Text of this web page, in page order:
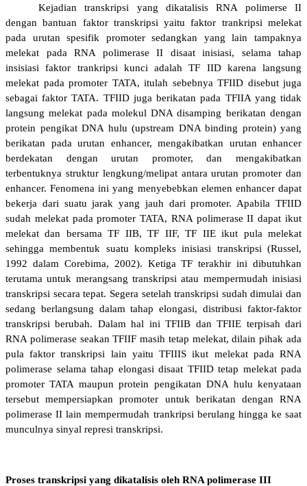
Kejadian transkripsi yang dikatalisis RNA polimerse II
dengan bantuan faktor transkripsi yaitu faktor trankripsi melekat
pada urutan spesifik promoter sedangkan yang lain tampaknya
melekat pada RNA polimerase II disaat inisiasi, selama tahap
insisiasi faktor trankripsi kunci adalah TF IID karena langsung
melekat pada promoter TATA, itulah sebebnya TFIID disebut juga
sebagai faktor TATA. TFIID juga berikatan pada TFIIA yang tidak
langsung melekat pada molekul DNA disamping berikatan dengan
protein pengikat DNA hulu (upstream DNA binding protein) yang
berikatan pada urutan enhancer, mengakibatkan urutan enhancer
berdekatan dengan urutan promoter, dan mengakibatkan
terbentuknya struktur lengkung/melipat antara urutan promoter dan
enhancer. Fenomena ini yang menyebebkan elemen enhancer dapat
bekerja dari suatu jarak yang jauh dari promoter. Apabila TFIID
sudah melekat pada promoter TATA, RNA polimerase II dapat ikut
melekat dan bersama TF IIB, TF IIF, TF IIE ikut pula melekat
sehingga membentuk suatu kompleks inisiasi transkripsi (Russel,
1992 dalam Corebima, 2002). Ketiga TF terakhir ini dibutuhkan
terutama untuk merangsang transkripsi atau mempermudah inisiasi
transkripsi secara tepat. Segera setelah transkripsi sudah dimulai dan
sedang berlangsung dalam tahap elongasi, distribusi faktor-faktor
transkripsi berubah. Dalam hal ini TFIIB dan TFIIE terpisah dari
RNA polimerase seakan TFIIF masih tetap melekat, dilain pihak ada
pula faktor transkripsi lain yaitu TFIIIS ikut melekat pada RNA
polimerase selama tahap elongasi disaat TFIID tetap melekat pada
promoter TATA maupun protein pengikatan DNA hulu kenyataan
tersebut mempersiapkan promoter untuk berikatan dengan RNA
polimerase II lain mempermudah trankripsi berulang hingga ke saat
munculnya sinyal represi transkripsi.
Proses transkripsi yang dikatalisis oleh RNA polimerase III